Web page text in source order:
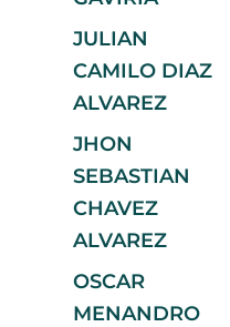
JULIAN
CAMILO DIAZ
ALVAREZ
JHON
SEBASTIAN
CHAVEZ
ALVAREZ
OSCAR
MENANDRO